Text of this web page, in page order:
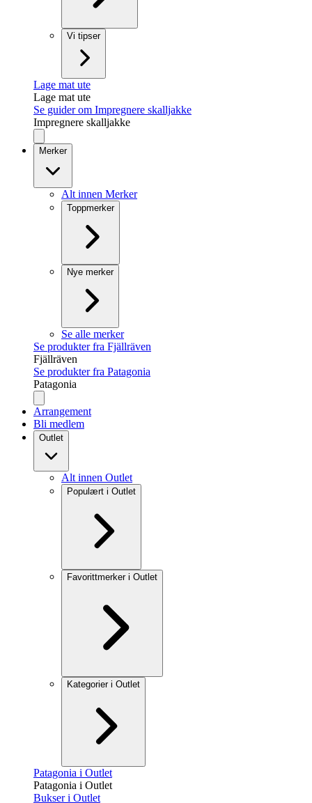
Vi tipser
Lage mat ute
Lage mat ute
Se guider om Impregnere skalljakke
Impregnere skalljakke
Merker
Alt innen Merker
Toppmerker
Nye merker
Se alle merker
Se produkter fra Fjällräven
Fjällräven
Se produkter fra Patagonia
Patagonia
Arrangement
Bli medlem
Outlet
Alt innen Outlet
Populært i Outlet
Favorittmerker i Outlet
Kategorier i Outlet
Patagonia i Outlet
Patagonia i Outlet
Bukser i Outlet